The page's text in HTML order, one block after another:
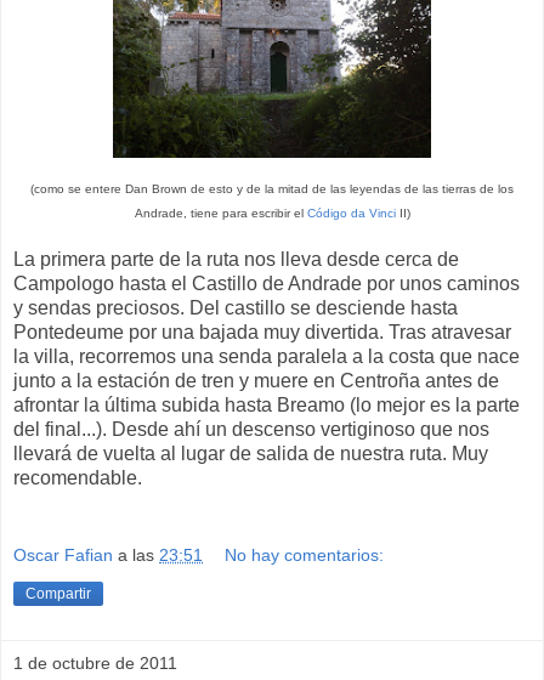
(como se entere Dan Brown de esto y de la mitad de las leyendas de las tierras de los
Andrade, tiene para escribir el Código da VinciII)
La primera parte de la ruta nos lleva desde cerca de
Campologo hasta el Castillo de Andrade por unos caminos
y sendas preciosos. Del castillo se desciende hasta
Pontedeume por una bajada muy divertida. Tras atravesar
la villa, recorremos una senda paralela a la costa que nace
junto a la estación de tren y muere en Centroña antes de
afrontar la última subida hasta Breamo (lo mejor es la parte
del final...). Desde ahí un descenso vertiginoso que nos
llevará de vuelta al lugar de salida de nuestra ruta. Muy
recomendable.
Oscar Fafian a las 23:51 No hay comentarios:
Compartir
1 de octubre de 2011